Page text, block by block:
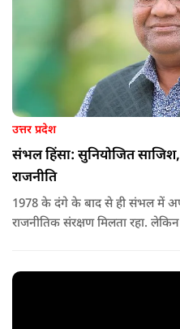
उत्तर प्रदेश
संभल हिंसा: सुनियोजित
राजनीति
1978 के दंगे के बाद से ही संभल में
राजनीतिक संरक्षण मिलता रहा.
नेता या सांसद क्यों न हो, यदि वह